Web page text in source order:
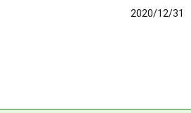
2020/12/31